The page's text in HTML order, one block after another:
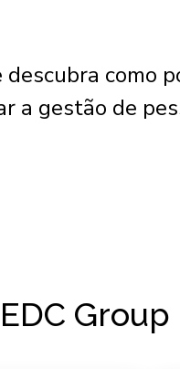
descubra como
a gestão de
Group